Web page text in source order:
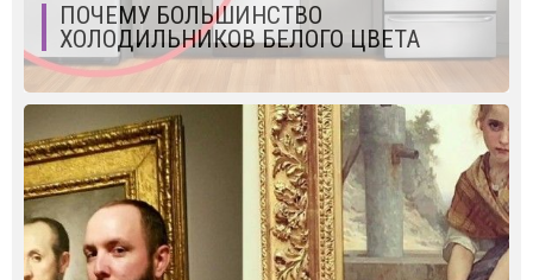
ПОЧЕМУ БОЛЬШИНСТВО
ХОЛОДИЛЬНИКОВ БЕЛОГО ЦВЕТА